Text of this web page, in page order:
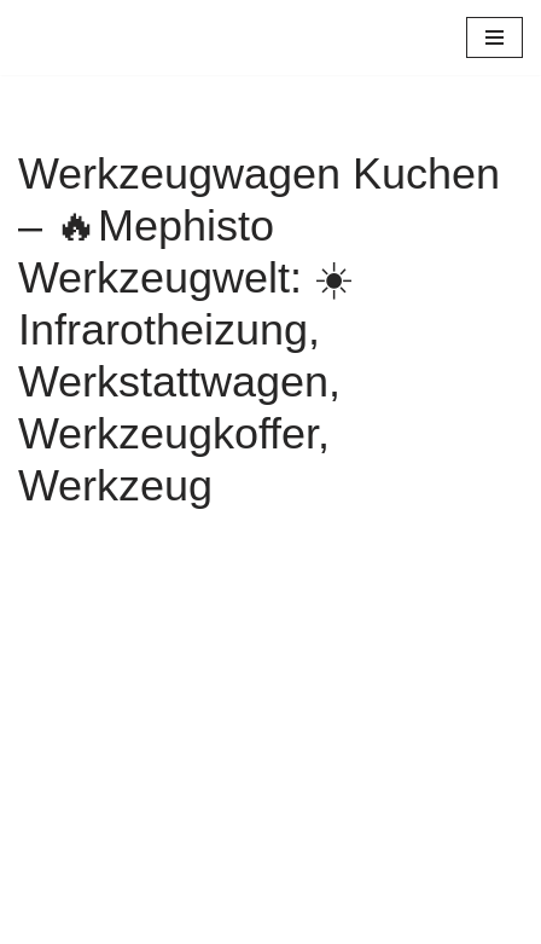
Werkzeugwagen Kuchen
– 🔥Mephisto
Werkzeugwelt: ☀️
Infrarotheizung,
Werkstattwagen,
Werkzeugkoffer,
Werkzeug